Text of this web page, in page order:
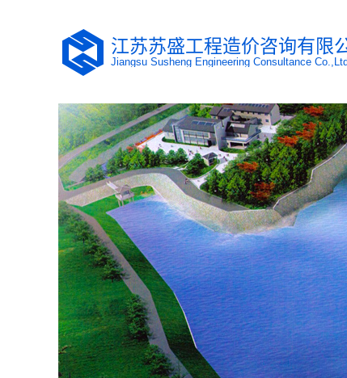
江苏苏盛工程造价咨询有限
Jiangsu Susheng Engineering Consultance Co.,Ltd